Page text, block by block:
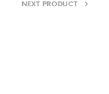
NEXT PRODUCT